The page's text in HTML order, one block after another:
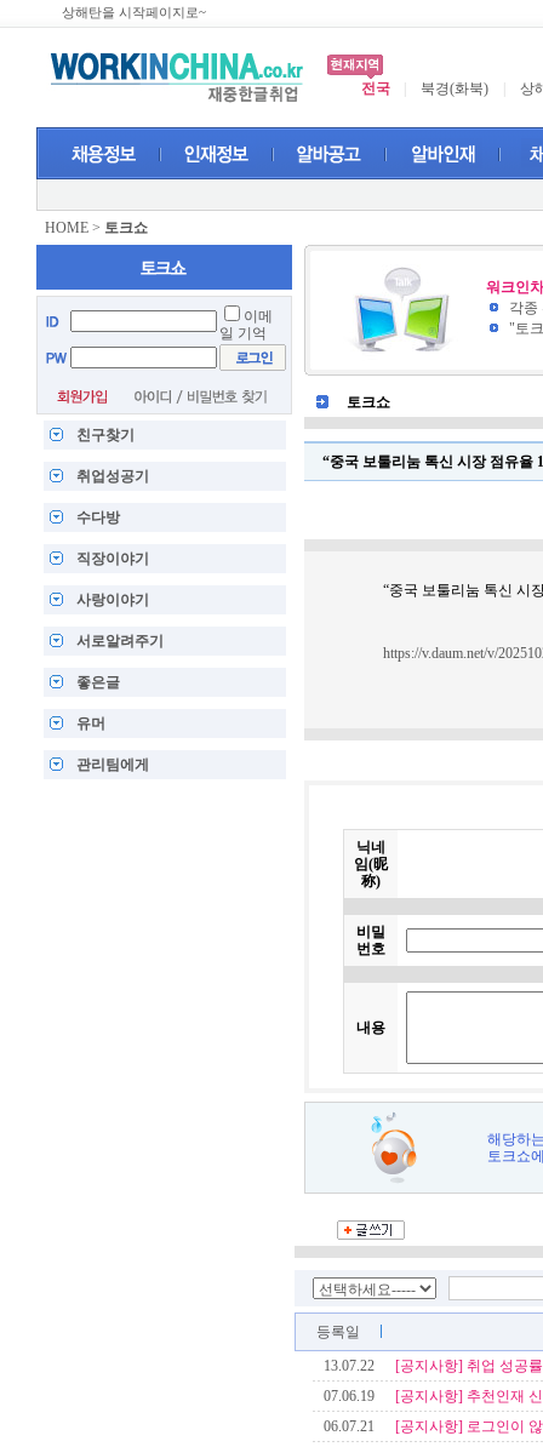
상해탄을 시작페이지로~
전국 북경(화북) 상
HOME > 토크쇼
이메
일 기억
친구찾기
취업성공기
수다방
직장이야기
사랑이야기
서로알려주기
좋은글
유머
관리팀에게
워크인
각종
"토
토크쇼
“중국 보툴리눔 톡신 시장 점유
“중국 보툴리눔 톡신 시
https://v.daum.net/v/
닉네
임(昵
称)
비밀
번호
내용
해당하
토크쇼
등록일
13.07.22
[공지사항] 취업 성공
07.06.19
[공지사항] 추천인재
06.07.21
[공지사항] 로그인이